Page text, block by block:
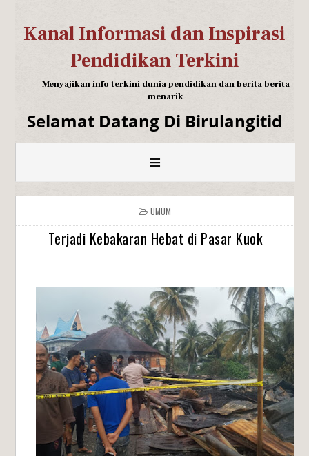
Kanal Informasi dan Inspirasi
Pendidikan Terkini
Menyajikan info terkini dunia pendidikan dan berita berita
menarik
Selamat Datang Di Birulangitid
≡
UMUM
Terjadi Kebakaran Hebat di Pasar Kuok